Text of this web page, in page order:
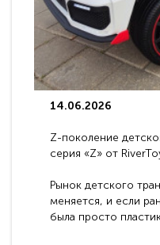
14.06.2026
Z-поколение
серия «Z» от
Рынок детского
меняется, и если
была просто